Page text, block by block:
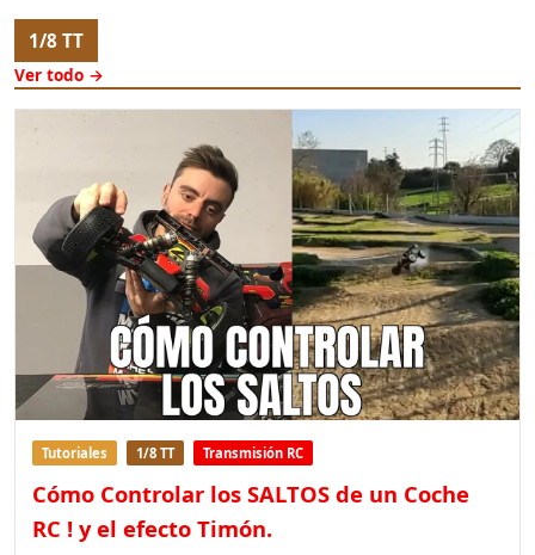
1/8 TT
Ver todo →
Tutoriales 1/8 TT Transmisión RC
Cómo Controlar los SALTOS de un Coche
RC ! y el efecto Timón.